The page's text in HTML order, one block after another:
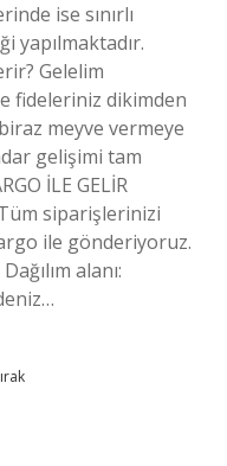
ise sınırlı
yapılmaktadır.
Gelelim
fideleriniz dikimden
meyve vermeye
gelişimi tam
İLE GELİR
Tüm siparişlerinizi
ile gönderiyoruz.
alanı: